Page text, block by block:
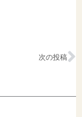
次の投稿